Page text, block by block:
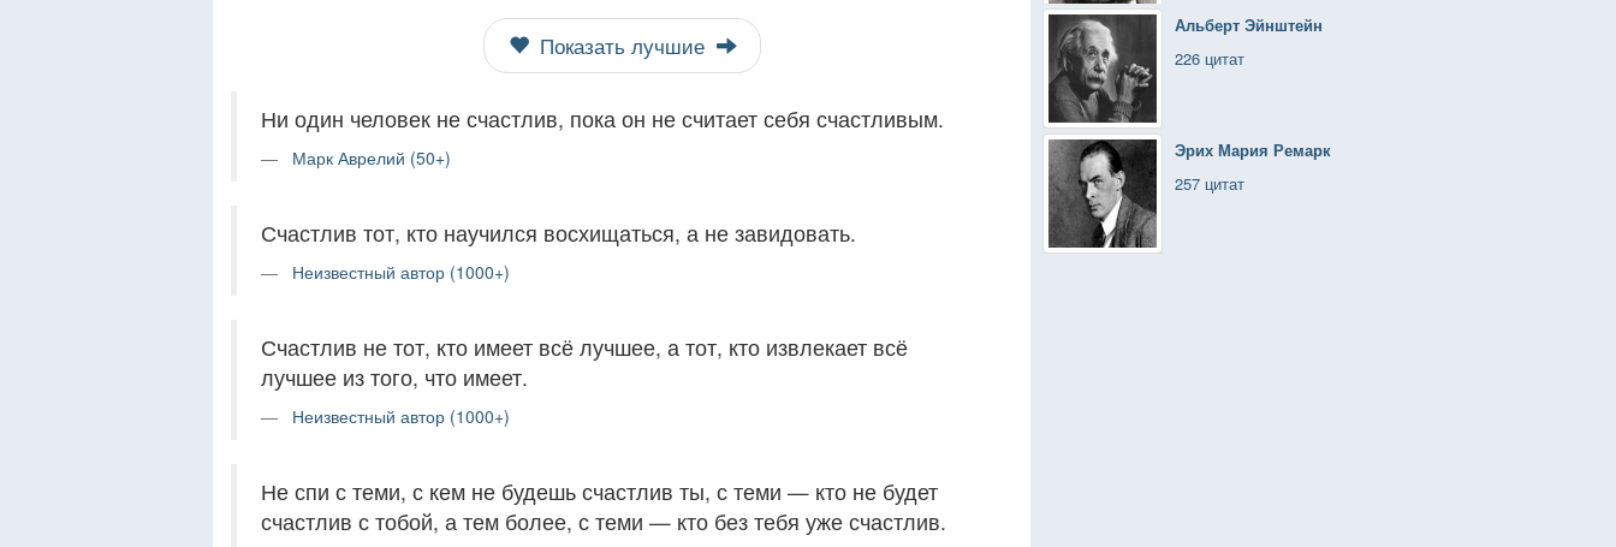
Альберт Эйнштейн
226 цитат
Эрих Мария Ремарк
257 цитат
Показать лучшие
Ни один человек не счастлив, пока он не считает себя счастливым.
Марк Аврелий (50+)
Счастлив тот, кто научился восхищаться, а не завидовать.
Неизвестный автор (1000+)
Счастлив не тот, кто имеет всё лучшее, а тот, кто извлекает всё
лучшее из того, что имеет.
Неизвестный автор (1000+)
Не спи с теми, с кем не будешь счастлив ты, с теми — кто не будет
счастлив с тобой, а тем более, с теми — кто без тебя уже счастлив.